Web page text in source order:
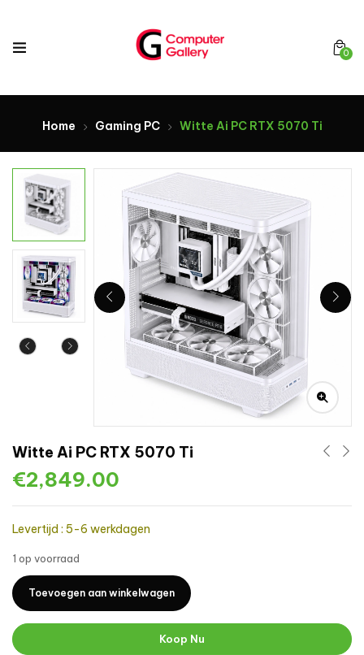
0
Home Gaming PC Witte Ai PC RTX 5070 Ti
Witte Ai PC RTX 5070 Ti
€2,849.00
Levertijd : 5-6 werkdagen
1 op voorraad
Toevoegen aan winkelwagen
Koop Nu